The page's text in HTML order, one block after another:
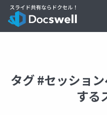
タグ #セッショ
する